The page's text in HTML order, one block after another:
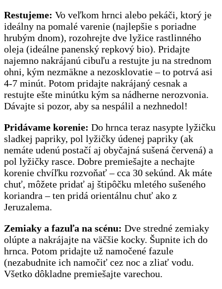
Restujeme: Vo veľkom hrnci alebo pekáči, ktorý je
ideálny na pomalé varenie (najlepšie s poriadne
hrubým dnom), rozohrejte dve lyžice rastlinného
oleja (ideálne panenský repkový bio). Pridajte
najemno nakrájanú cibuľu a restujte ju na strednom
ohni, kým nezmäkne a nezosklovatie – to potrvá asi
4-7 minút. Potom pridajte nakrájaný cesnak a
restujte ešte minútku kým sa nádherne nerozvonia.
Dávajte si pozor, aby sa nespálil a nezhnedol!
Pridávame korenie: Do hrnca teraz nasypte lyžičku
sladkej papriky, pol lyžičky údenej papriky (ak
nemáte udenú postačí aj obyčajná sušená červená) a
pol lyžičky rasce. Dobre premiešajte a nechajte
korenie chvíľku rozvoňať – cca 30 sekúnd. Ak máte
chuť, môžete pridať aj štipôčku mletého sušeného
koriandra – ten pridá orientálnu chuť ako z
Jeruzalema.
Zemiaky a fazuľa na scénu: Dve stredné zemiaky
olúpte a nakrájajte na väčšie kocky. Šupnite ich do
hrnca. Potom pridajte už namočené fazule
(nezabudnite ich namočiť cez noc a zliať vodu.
Všetko dôkladne premiešajte varechou.